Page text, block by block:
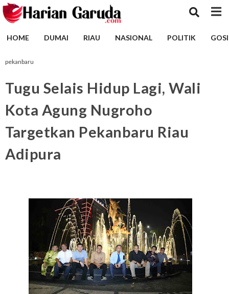
HOME DUMAI RIAU NASIONAL POLITIK
pekanbaru
Tugu Selais Hidup Lagi, Wali
Kota Agung Nugroho
Targetkan Pekanbaru Riau
Adipura